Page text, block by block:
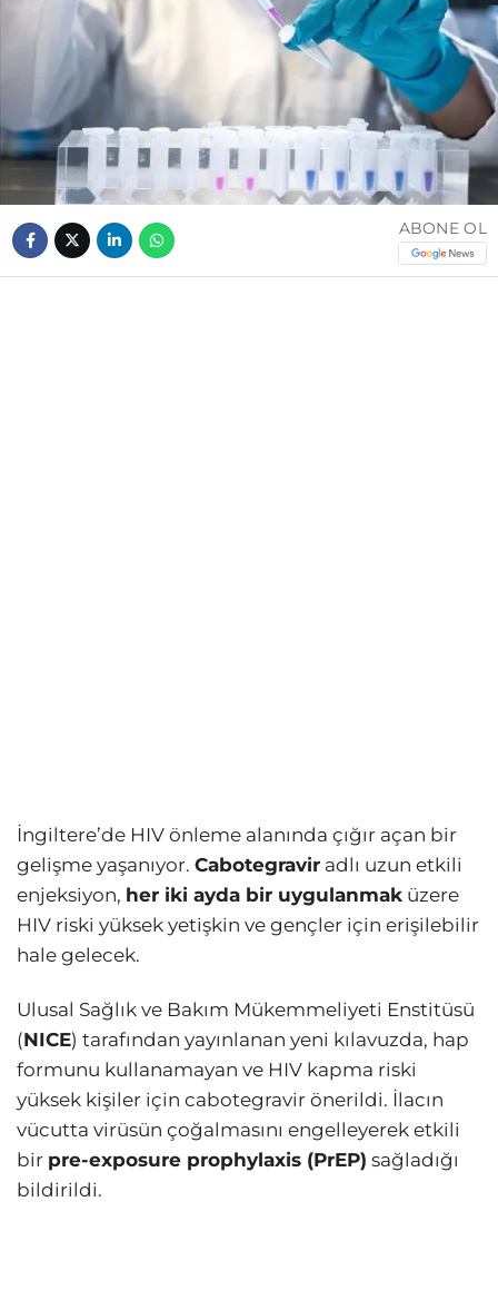
ABONE OL
İngiltere’de HIV önleme alanında çığır açan bir
gelişme yaşanıyor. Cabotegravir adlı uzun etkili
enjeksiyon, her iki ayda bir uygulanmak üzere
HIV riski yüksek yetişkin ve gençler için erişilebilir
hale gelecek.
Ulusal Sağlık ve Bakım Mükemmeliyeti Enstitüsü
(NICE) tarafından yayınlanan yeni kılavuzda, hap
formunu kullanamayan ve HIV kapma riski
yüksek kişiler için cabotegravir önerildi. İlacın
vücutta virüsün çoğalmasını engelleyerek etkili
bir pre-exposure prophylaxis (PrEP) sağladığı
bildirildi.